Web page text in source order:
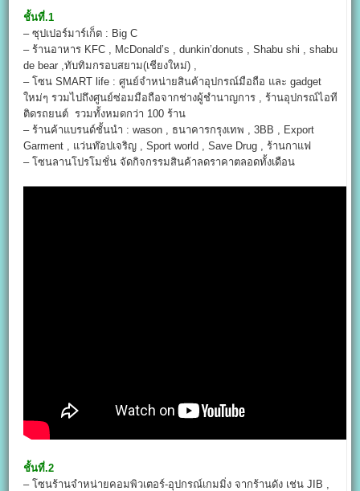
ชั้นที่.1
– ซุปเปอร์มาร์เก็ต : Big C
– ร้านอาหาร KFC , McDonald’s , dunkin’donuts , Shabu shi , shabu
de bear ,ทับทิมกรอบสยาม(เชียงใหม่) ,
– โซน SMART life : ศูนย์จำหน่ายสินค้าอุปกรณ์มือถือ และ gadget
ใหม่ๆ รวมไปถึงศูนย์ซ่อมมือถือจากช่างผู้ชำนาญการ , ร้านอุปกรณ์ไอที
ติดรถยนต์ รวมทั้งหมดกว่า 100 ร้าน
– ร้านค้าแบรนด์ชั้นนำ : wason , ธนาคารกรุงเทพ , 3BB , Export
Garment , แว่นท๊อปเจริญ , Sport world , Save Drug , ร้านกาแฟ
– โซนลานโปรโมชั่น จัดกิจกรรมสินค้าลดราคาตลอดทั้งเดือน
ชั้นที่.2
– โซนร้านจำหน่ายคอมพิวเตอร์-อุปกรณ์เกมมิ่ง จากร้านดัง เช่น JIB ,